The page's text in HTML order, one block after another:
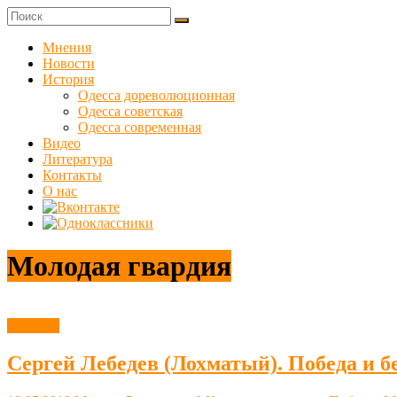
Skip
to
content
Куликовец
Сайт
одесского
сопротивления
Мнения
Новости
История
Одесса дореволюционная
Одесса советская
Одесса современная
Видео
Литература
Контакты
О нас
Молодая гвардия
Сергей Лебедев (Лохматый). Победа и